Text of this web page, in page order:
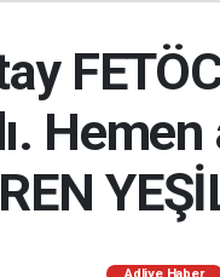
Adliye Haber